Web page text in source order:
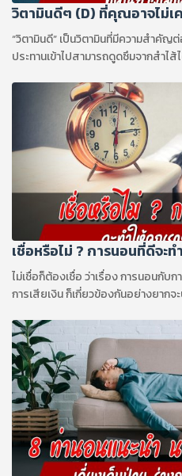
วิตามินดีๆ (D) ที่คุณอาจไม่เ
“วิตามินดี” เป็นวิตามินที่มีความสำคัญ
ประทานเข้าไปสามารถดูดซึมจากสำไ
เชื่อหรือไม่ ? การนอนที่ดีจะ
ไม่เชื่อก็ต้องเชื่อ ว่าเรื่อง การนอนกับ
การเสียเงิน ก็เกี่ยวข้องกันอย่างยาก